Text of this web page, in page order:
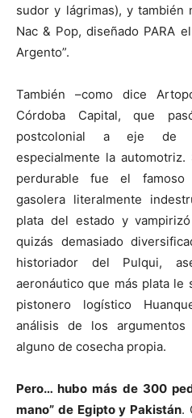
sudor y lágrimas), y también
Nac & Pop, diseñado PARA
Argento”.
También –como dice
Córdoba Capital, que
postcolonial a eje de
especialmente la
perdurable fue el famoso
gasolera literalmente
plata del estado y
quizás demasiado
historiador del Pulqui,
aeronáutico que más plata le
pistonero logístico
análisis de los
alguno de cosecha propia.
Pero… hubo más de 300
mano” de Egipto y Pakistán.